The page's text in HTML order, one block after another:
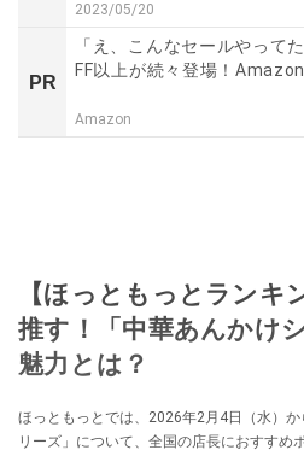
2023/05/20
PR
「え、こんなセールやって
FF以上が続々登場！
Amazon
【ほっともっとランキ
推す！「中華あんかけ
魅力とは？
ほっともっとでは、2026年2月4日（水）
リーズ」について、全国の店長におすすめ